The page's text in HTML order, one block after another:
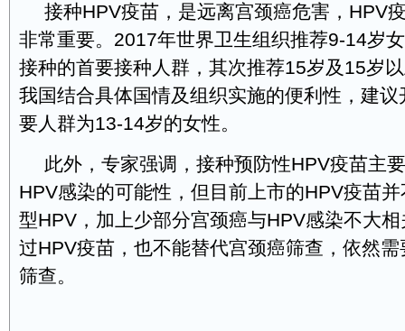
接种HPV疫苗，是远离宫颈癌危害，HPV
非常重要。2017年世界卫生组织推荐9-14岁
接种的首要接种人群，其次推荐15岁及15岁
我国结合具体国情及组织实施的便利性，建
要人群为13-14岁的女性。
此外，专家强调，接种预防性HPV疫苗主
HPV感染的可能性，但目前上市的HPV疫苗
型HPV，加上少部分宫颈癌与HPV感染不大
过HPV疫苗，也不能替代宫颈癌筛查，依然
筛查。